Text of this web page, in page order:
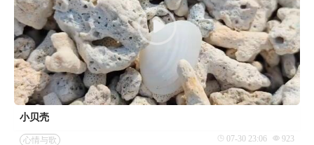
小贝壳
心情与歌 07-30 23:06 923